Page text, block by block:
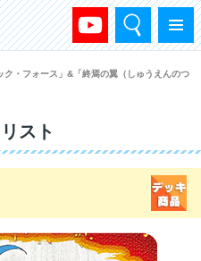
メニュー
検索
・フォース」&「終焉の翼（しゅうえんのつ
スト